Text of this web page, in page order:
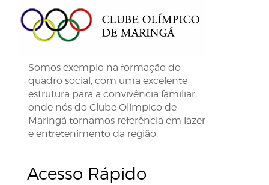
Somos exemplo na formação do
quadro social, com uma excelente
estrutura para a convivência familiar,
onde nós do Clube Olímpico de
Maringá tornamos referência em lazer
e entretenimento da região.
Acesso Rápido